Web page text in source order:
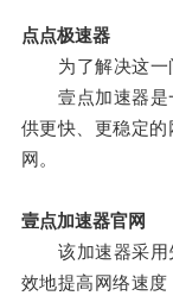
点点极速器
为了解决这一问
壹点加速器是
供更快、更稳定
网。
壹点加速器官网
该加速器采用
效地提高网络速度